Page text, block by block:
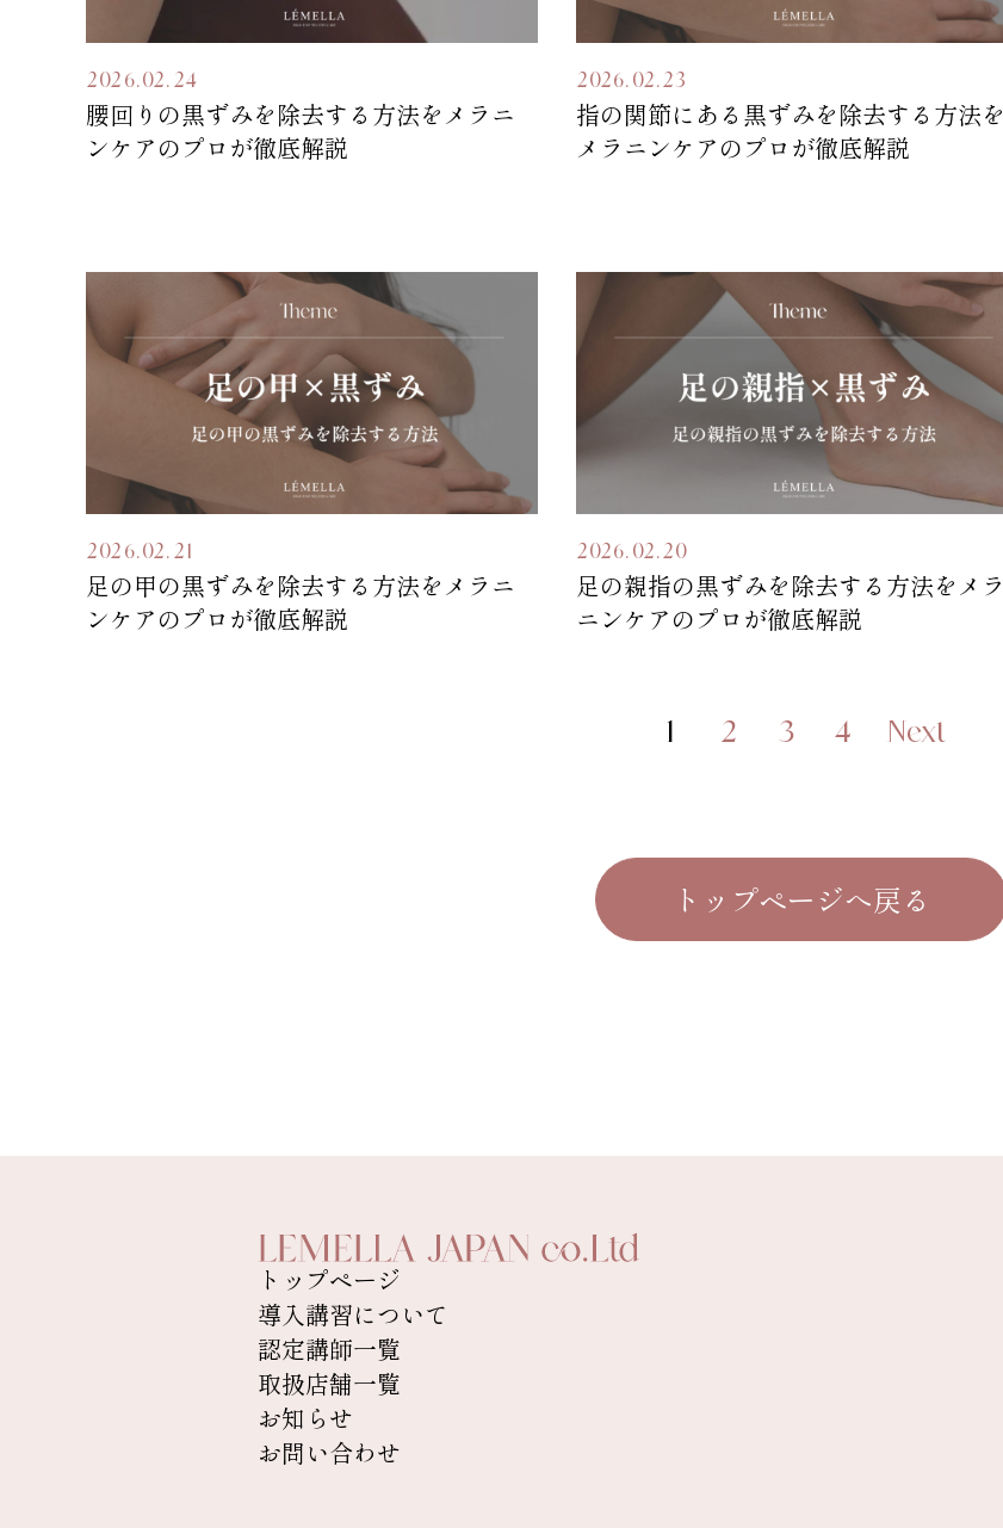
2026.02.24
腰回りの黒ずみを除去する方法をメラニ
ンケアのプロが徹底解説
2026.02.23
指の関節にある黒ずみを除去する方法を
メラニンケアのプロが徹底解説
2026.02.21
足の甲の黒ずみを除去する方法をメラニ
ンケアのプロが徹底解説
2026.02.20
足の親指の黒ずみを除去する方法をメラ
ニンケアのプロが徹底解説
1 2 3 4 Next
トップページへ戻る
トップページ
導入講習について
認定講師一覧
取扱店舗一覧
お知らせ
お問い合わせ